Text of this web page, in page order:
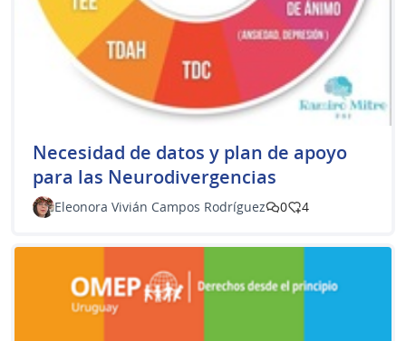
​Necesidad de datos y plan de apoyo
para las Neurodivergencias
Eleonora Vivián Campos Rodríguez 0 4